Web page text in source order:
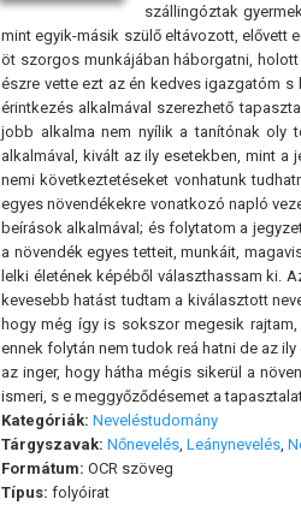
szállingóztak
mint egyik-másik szülő eltávozott, elővett
öt szorgos munkájában háborgatni,
észre vette ezt az én kedves igazgatóm
érintkezés alkalmával szerezhető
jobb alkalma nem nyílik a tanítónak oly
alkalmával, kivált az ily esetekben, mint a
nemi következtetéseket vonhatunk
egyes növendékekre vonatkozó napló
beírások alkalmával; és folytatom a
a növendék egyes tetteit, munkáit,
lelki életének képéből választhassam ki.
kevesebb hatást tudtam a kiválasztott
hogy még így is sokszor megesik
ennek folytán nem tudok reá hatni de az
az inger, hogy hátha mégis sikerül a
ismeri, s e meggyőződésemet a
Kategóriák: Neveléstudomány
Tárgyszavak: Nőnevelés Leánynevelés
Formátum: OCR szöveg
Típus: folyóirat